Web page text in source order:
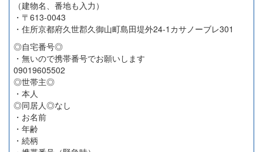
（建物名、番地も入力）
・〒613-0043
・住所京都府久世郡久御山町島田堤外24-1カサノーブレ301
◎自宅番号◎
・無いので携帯番号でお願いします
09019605502
◎世帯主◎
・本人
◎同居人◎なし
・お名前
・年齢
・続柄